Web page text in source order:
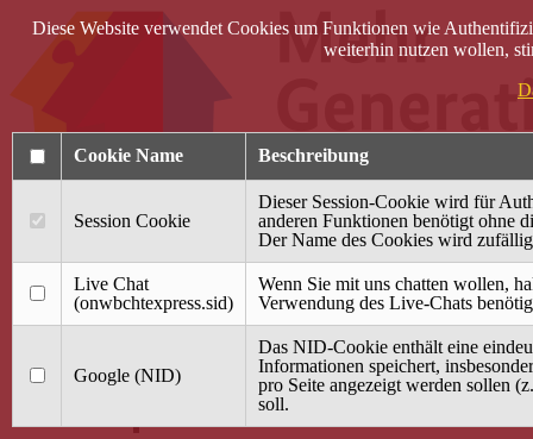
Anmelden
Startseite
Treffpunkt Jung & Alt
40 Jahre Mütterzentrum
Diese Website verwendet Cookies um Funktionen wie
weiterhin nutzen wollen,
Cookie Name Beschreibung
Session Cookie
Dieser Session-Cookie wird für
anderen Funktionen benötigt ohne
Der Name des Cookies wird
Live Chat
(onwbchtexpress.sid)
Wenn Sie mit uns chatten wollen,
Verwendung des Live-Chats
Google (NID)
Das NID-Cookie enthält eine
Informationen speichert,
pro Seite angezeigt werden sollen
soll.